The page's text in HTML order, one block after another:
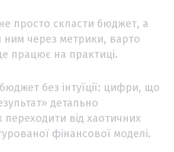
просто скласти бюджет, а
ним через метрики, варто
працює на практиці.
без інтуїції: цифри, що
детально
переходити від хаотичних
фінансової моделі.